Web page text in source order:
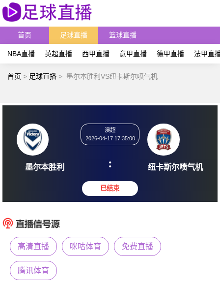
首页 足球直播 篮球直播
NBA直播 英超直播 西甲直播 意甲直播 德甲直播 法甲直
首页 > 足球直播 > 墨尔本胜利VS纽卡斯尔喷气机
墨尔本胜利
2026-04-17 17:35:00
: 纽卡斯
高清直播 咪咕体育 免费直播
腾讯体育